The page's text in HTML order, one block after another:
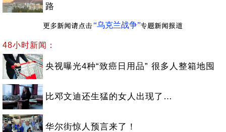
路
“乌克兰战争”
48小时新闻：
央视曝光4种“致癌日用品” 很多人整箱地囤
比邓文迪还生猛的女人出现了…
华尔街惊人预言来了！